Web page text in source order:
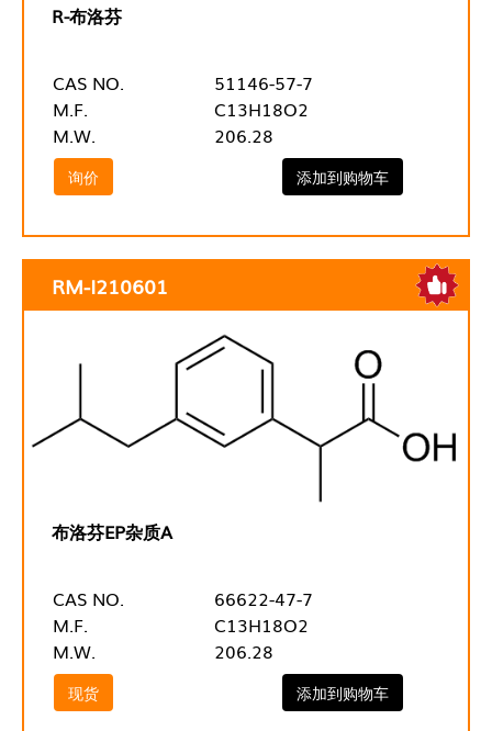
R-布洛芬
CAS NO.
51146-57-7
M.F.
C13H18O2
M.W.
206.28
询价 添加到购物车
RM-I210601
布洛芬EP杂质A
CAS NO.
66622-47-7
M.F.
C13H18O2
M.W.
206.28
现货 添加到购物车